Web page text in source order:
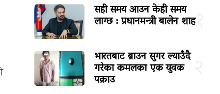
१
सही समय आउन केही समय
लाग्छ : प्रधानमन्त्री बालेन शाह
भारतबाट ब्राउन सुगर ल्याउँदै
गरेका कमलका एक युवक
पक्राउ